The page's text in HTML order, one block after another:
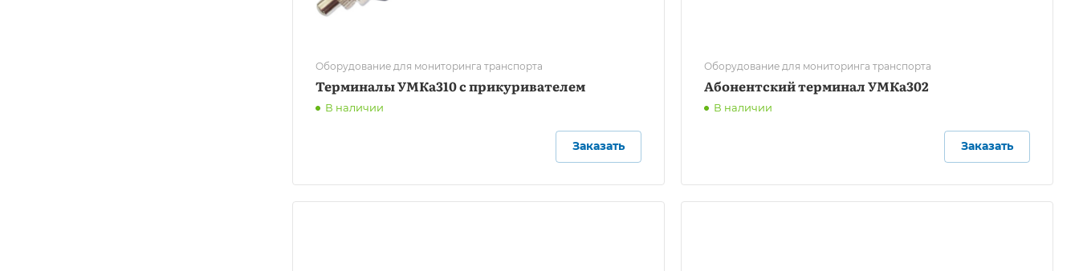
Оборудование для мониторинга транспорта
Терминалы УМКа310 c прикуривателем
В наличии
Заказать
Оборудование для мониторинга транспорта
Абонентский терминал УМКа302
В наличии
Заказать